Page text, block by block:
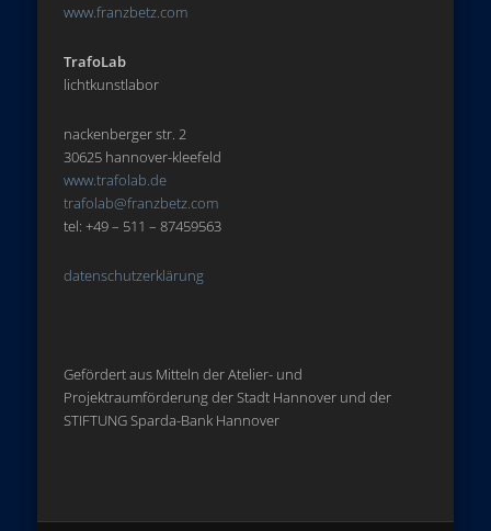
www.franzbetz.com
TrafoLab
lichtkunstlabor
nackenberger str. 2
30625 hannover-kleefeld
www.trafolab.de
trafolab@franzbetz.com
tel: +49 – 511 – 87459563
datenschutzerklärung
Gefördert aus Mitteln der Atelier- und
Projektraumförderung der Stadt Hannover und der
STIFTUNG Sparda-Bank Hannover